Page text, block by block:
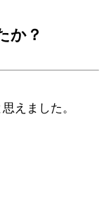
か？
えました。